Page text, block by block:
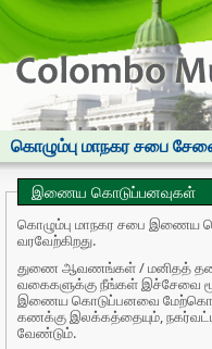
கொழும்பு மாநகர சபை
இணைய கொடுப்பனவுகள்
கொழும்பு மாநகர சபை இணைய
வரவேற்கிறது.
துணை ஆவணங்கள் / மனிதத்
வகைகளுக்கு நீங்கள் இச்சேவை
இணைய கொடுப்பனவை
கணக்கு இலக்கத்தையும்,
வேண்டும்.